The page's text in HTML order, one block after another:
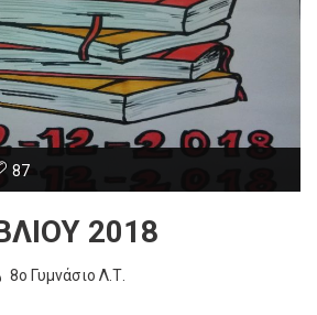
87
2018
8ο Γυμνάσιο Λ.Τ.